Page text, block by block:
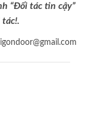
“Đối tác tin cậy”
tác!.